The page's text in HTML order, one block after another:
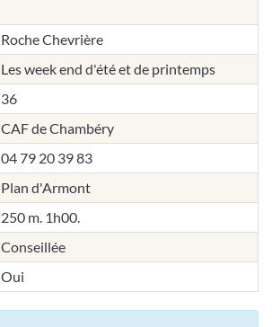
Roche Chevrière
Les week end d'été et de printemps
36
CAF de Chambéry
04 79 20 39 83
Plan d'Armont
250 m. 1h00.
Conseillée
Oui